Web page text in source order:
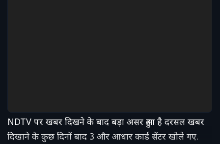
NDTV पर खबर दिखने के बाद बड़ा असर हुआ है दरसल खबर
दिखाने के कुछ दिनों बाद 3 और आधार कार्ड सेंटर खोले गए.